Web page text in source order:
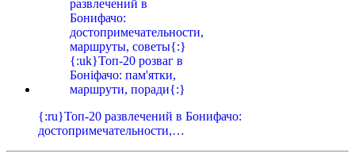
{:ru}Топ-20 развлечений в Бонифачо:
достопримечательности,…